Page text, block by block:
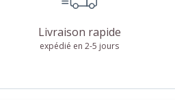
Livraison rapide
expédié en 2-5 jours